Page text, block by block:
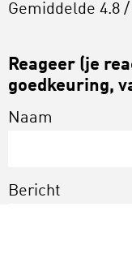
Gemiddelde 4.8 /
Reageer (je
goedkeuring,
Naam
Bericht